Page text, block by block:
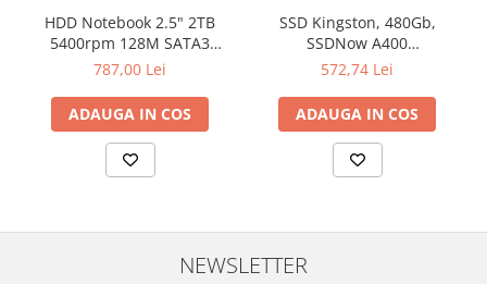
Imprimante
Imprimante 3D
TV, Multimedia & Electronice
Televizoare & accesorii
Multiboard & Accessorii
HDD Notebook 2.5" 2TB
5400rpm 128M SATA3
SEAGATE
787,00 Lei
ADAUGA IN COS
SSD Kingston, 480Gb,
SSDNow A400
"SA400S37/480G"
572,74 Lei
ADAUGA IN COS
NEWSLETTER